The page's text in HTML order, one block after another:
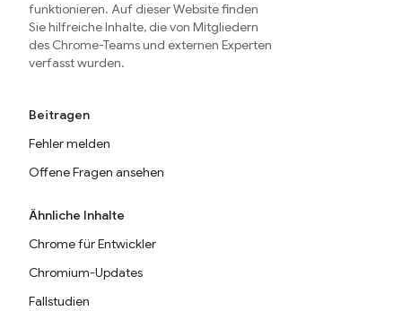
funktionieren. Auf dieser Website finden
Sie hilfreiche Inhalte, die von Mitgliedern
des Chrome-Teams und externen Experten
verfasst wurden.
Beitragen
Fehler melden
Offene Fragen ansehen
Ähnliche Inhalte
Chrome für Entwickler
Chromium-Updates
Fallstudien